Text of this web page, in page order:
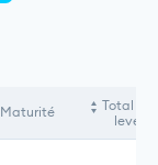
Maturité
Total
levés